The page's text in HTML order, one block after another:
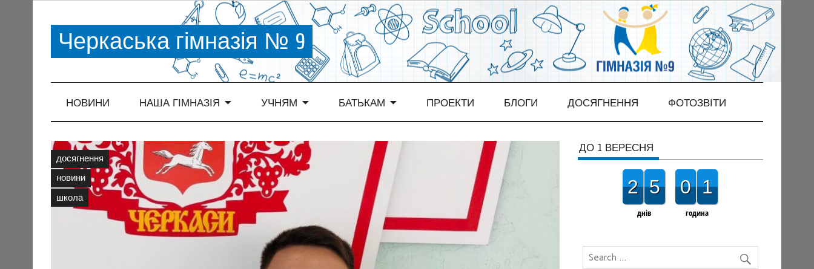
Черкаська гімназія № 9
НОВИНИ НАША ГІМНАЗІЯ УЧНЯМ БАТЬКАМ ПРОЕКТИ БЛОГИ ДОСЯГНЕННЯ ФОТОЗВІТИ
досягнення
новини
школа
ДО 1 ВЕРЕСНЯ
2 5
днів
0 1
година